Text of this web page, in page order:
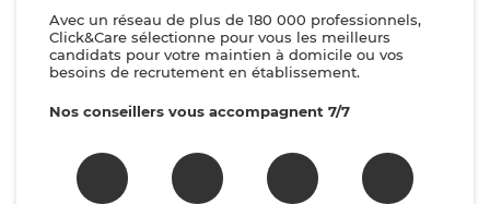
Avec un réseau de plus de 180 000 professionnels,
Click&Care sélectionne pour vous les meilleurs
candidats pour votre maintien à domicile ou vos
besoins de recrutement en établissement.
Nos conseillers vous accompagnent 7/7